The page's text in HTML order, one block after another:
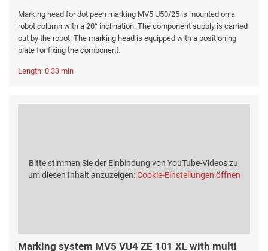
Marking head for dot peen marking MV5 U50/25 is mounted on a
robot column with a 20° inclination. The component supply is carried
out by the robot. The marking head is equipped with a positioning
plate for fixing the component.
Length: 0:33 min
Bitte stimmen Sie der Einbindung von YouTube-Videos zu,
um diesen Inhalt anzuzeigen:Cookie-Einstellungen öffnen
Marking system MV5 VU4 ZE 101 XL with multi